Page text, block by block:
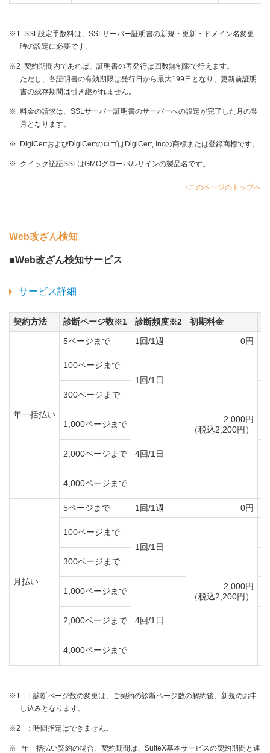
※1 SSL設定手数料は、SSLサーバー証明書の新規・更新・ドメイン名変更
時の設定に必要です。
※2 契約期間内であれば、証明書の再発行は回数無制限で行えます。
ただし、各証明書の有効期限は発行日から最大199日となり、更新前証明
書の残存期間は引き継がれません。
※ 料金の請求は、SSLサーバー証明書のサーバーへの設定が完了した月の翌
月となります。
※ DigiCertおよびDigiCertのロゴはDigiCert, Incの商標または登録商標です。
※ クイック認証SSLはGMOグローバルサインの製品名です。
↑このページのトップへ
Web改ざん検知
■Web改ざん検知サービス
サービス詳細
契約方法 診断ページ数※1 診断頻度※2 初期料金
年一括払い
5ページまで 1回/1週 0円
100ページまで
1回/1日
2,000円
（税込2,200円）
300ページまで
1,000ページまで
4回/1日
2,000ページまで
4,000ページまで
月払い
5ページまで 1回/1週 0円
100ページまで
1回/1日
2,000円
（税込2,200円）
300ページまで
1,000ページまで
4回/1日
2,000ページまで
4,000ページまで
※1
：診断ページ数の変更は、ご契約の診断ページ数の解約後、新規のお申
し込みとなります。
※2 ：時間指定はできません。
※
年一括払い契約の場合、契約期間は、SuiteX基本サービスの契約期間と連